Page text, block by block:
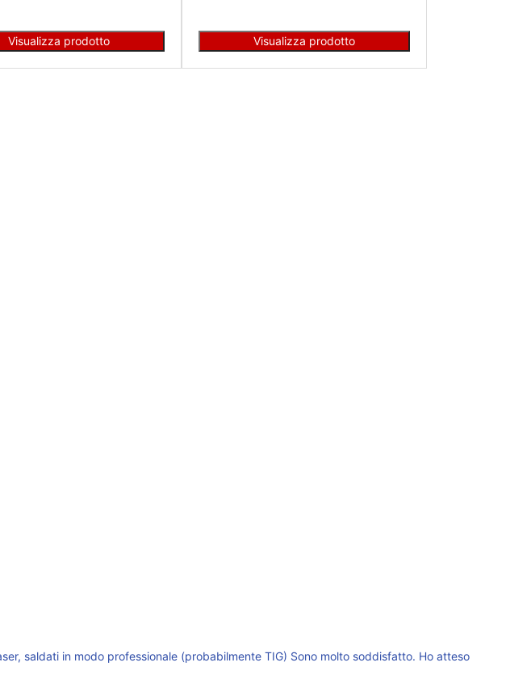
Visualizza prodotto Visualizza prodotto
saldati in modo professionale (probabilmente TIG) Sono molto soddisfatto. Ho atteso